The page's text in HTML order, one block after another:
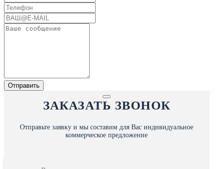
ЗАКАЗАТЬ ЗВОНОК
Отправьте заявку и мы составим для Вас индивидуальное
коммерческое предложение